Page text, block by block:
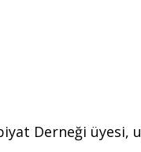
Derneği üyesi,